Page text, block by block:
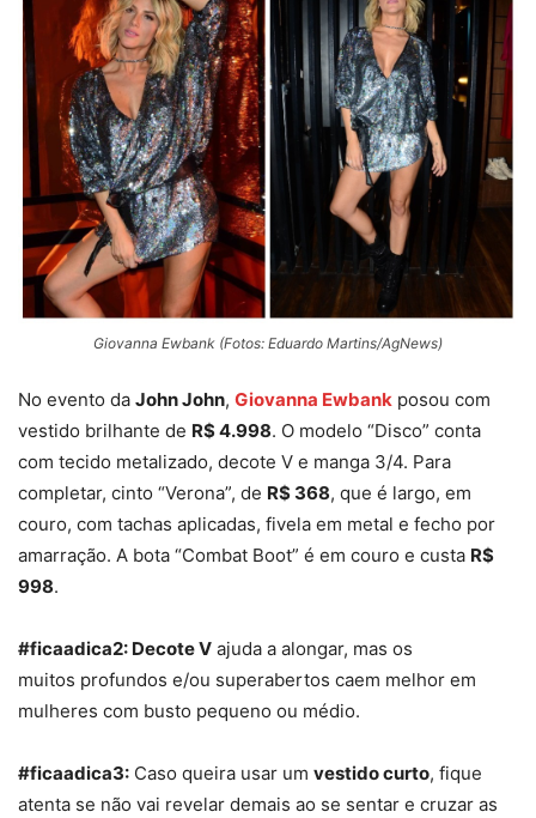
Giovanna Ewbank (Fotos: Eduardo Martins/AgNews)
No evento da John John, Giovanna Ewbank posou com
vestido brilhante de R$ 4.998. O modelo “Disco” conta
com tecido metalizado, decote V e manga 3/4. Para
completar, cinto “Verona”, de R$ 368, que é largo, em
couro, com tachas aplicadas, fivela em metal e fecho por
amarração. A bota “Combat Boot” é em couro e custa R$
998.
#ficaadica2: Decote V ajuda a alongar, mas os
muitos profundos e/ou superabertos caem melhor em
mulheres com busto pequeno ou médio.
#ficaadica3: Caso queira usar um vestido curto, fique
atenta se não vai revelar demais ao se sentar e cruzar as